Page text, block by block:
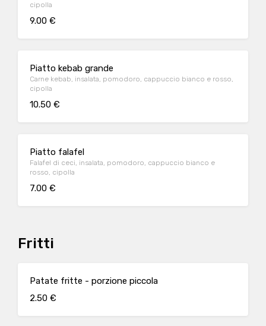
cipolla
9.00 €
Piatto kebab grande
Carne kebab, insalata, pomodoro, cappuccio bianco e rosso,
cipolla
10.50 €
Piatto falafel
Falafel di ceci, insalata, pomodoro, cappuccio bianco e
rosso, cipolla
7.00 €
Fritti
Patate fritte - porzione piccola
2.50 €